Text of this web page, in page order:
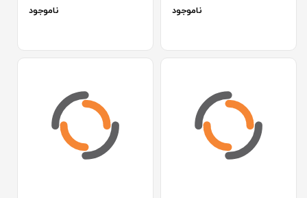
ناموجود ناموجود